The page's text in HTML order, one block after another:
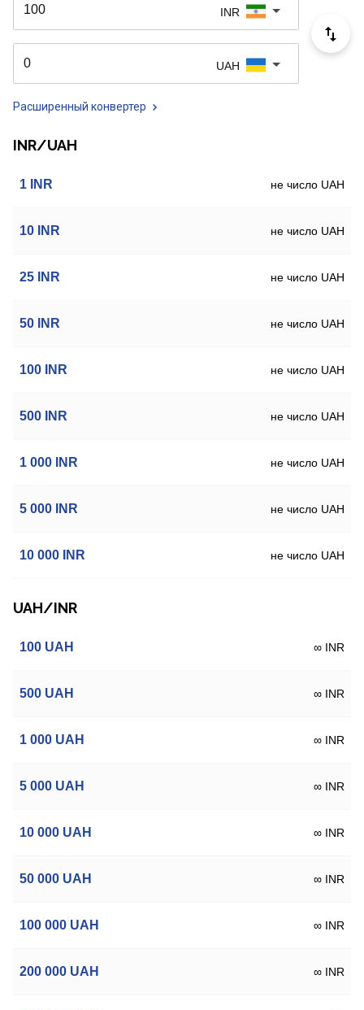
INR
UAH
Расширенный конвертер
INR/UAH
1 INR не число UAH
10 INR не число UAH
25 INR не число UAH
50 INR не число UAH
100 INR не число UAH
500 INR не число UAH
1 000 INR не число UAH
5 000 INR не число UAH
10 000 INR не число UAH
UAH/INR
100 UAH ∞ INR
500 UAH ∞ INR
1 000 UAH ∞ INR
5 000 UAH ∞ INR
10 000 UAH ∞ INR
50 000 UAH ∞ INR
100 000 UAH ∞ INR
200 000 UAH ∞ INR